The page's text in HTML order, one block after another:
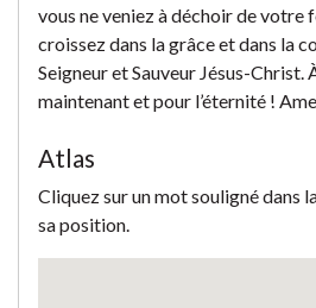
vous ne veniez à déchoir de votre
croissez dans la grâce et dans la
Seigneur et Sauveur Jésus-Christ.
maintenant et pour l’éternité !
Atlas
Cliquez sur un mot souligné dans
sa position.